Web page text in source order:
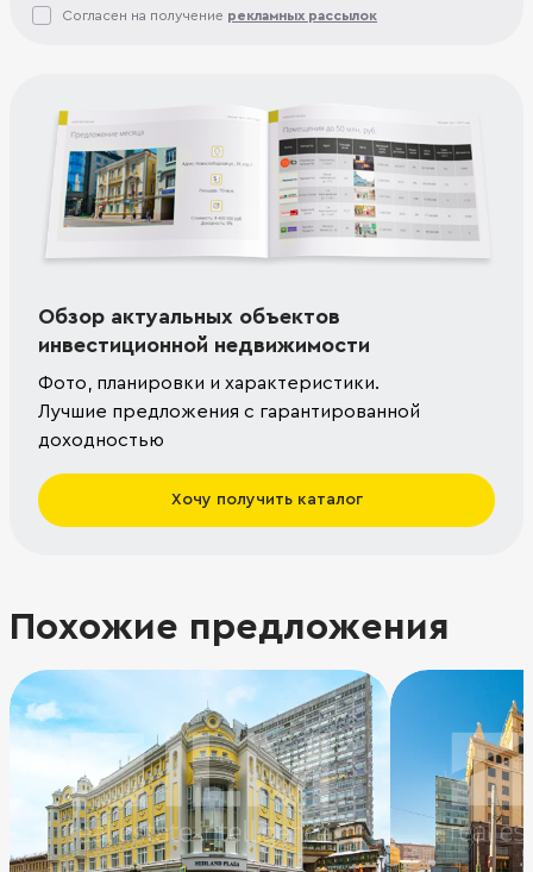
Согласен на получение рекламных рассылок
Обзор актуальных объектов
инвестиционной недвижимости
Фото, планировки и характеристики.
Лучшие предложения с гарантированной
доходностью
Хочу получить каталог
Похожие предложения